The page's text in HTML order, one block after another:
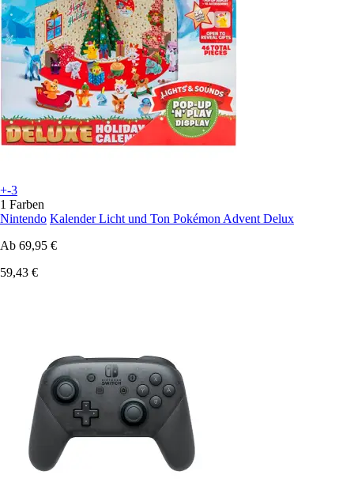
+-3
1 Farben
Nintendo Kalender Licht und Ton Pokémon Advent Delux
Ab 69,95 €
59,43 €